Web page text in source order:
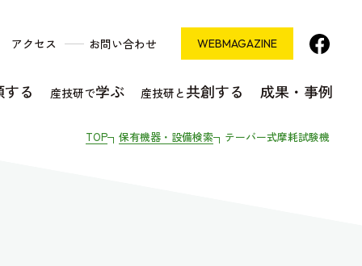
アクセス お問い合わせ WEBMAGAZINE
る 産技研で学ぶ 産技研と 共創する 成果・事例
TOP 保有機器・設備検索 テーバー式摩耗試験機